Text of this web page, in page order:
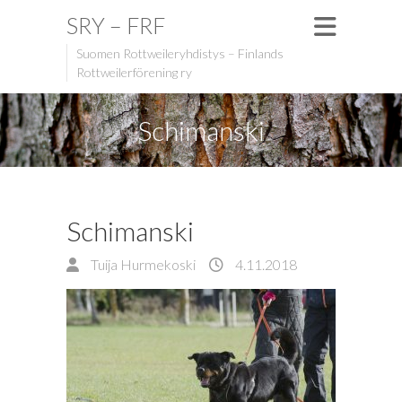
SRY – FRF
Suomen Rottweileryhdistys – Finlands
Rottweilerförening ry
Schimanski
Schimanski
Tuija Hurmekoski 4.11.2018